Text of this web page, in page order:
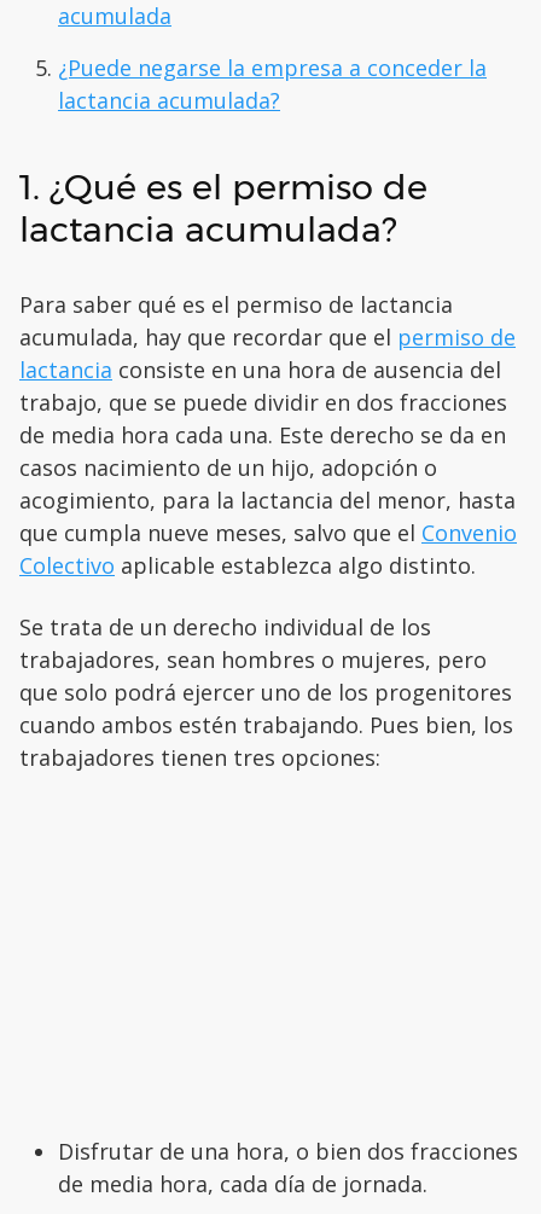
acumulada
¿Puede negarse la empresa a conceder la
lactancia acumulada?
1. ¿Qué es el permiso de
lactancia acumulada?
Para saber qué es el permiso de lactancia
acumulada, hay que recordar que el permiso de
lactancia consiste en una hora de ausencia del
trabajo, que se puede dividir en dos fracciones
de media hora cada una. Este derecho se da en
casos nacimiento de un hijo, adopción o
acogimiento, para la lactancia del menor, hasta
que cumpla nueve meses, salvo que el Convenio
Colectivo aplicable establezca algo distinto.
Se trata de un derecho individual de los
trabajadores, sean hombres o mujeres, pero
que solo podrá ejercer uno de los progenitores
cuando ambos estén trabajando. Pues bien, los
trabajadores tienen tres opciones:
Disfrutar de una hora, o bien dos fracciones
de media hora, cada día de jornada.